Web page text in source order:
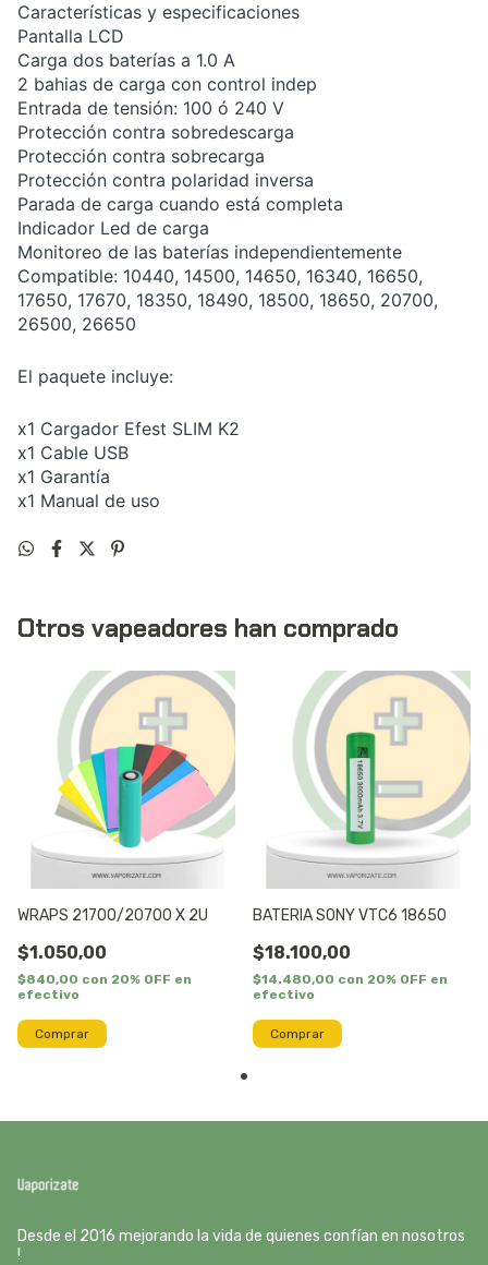
Características y especificaciones
Pantalla LCD
Carga dos baterías a 1.0 A
2 bahias de carga con control indep
Entrada de tensión: 100 ó 240 V
Protección contra sobredescarga
Protección contra sobrecarga
Protección contra polaridad inversa
Parada de carga cuando está completa
Indicador Led de carga
Monitoreo de las baterías independientemente
Compatible: 10440, 14500, 14650, 16340, 16650,
17650, 17670, 18350, 18490, 18500, 18650, 20700,
26500, 26650
El paquete incluye:
x1 Cargador Efest SLIM K2
x1 Cable USB
x1 Garantía
x1 Manual de uso
Otros vapeadores han comprado
WRAPS 21700/20700 X 2U
$1.050,00
$840,00 con 20% OFF en
efectivo
BATERIA SONY VTC6 18650
$18.100,00
$14.480,00 con 20% OFF en
efectivo
Desde el 2016 mejorando la vida de quienes confían en nosotros
!